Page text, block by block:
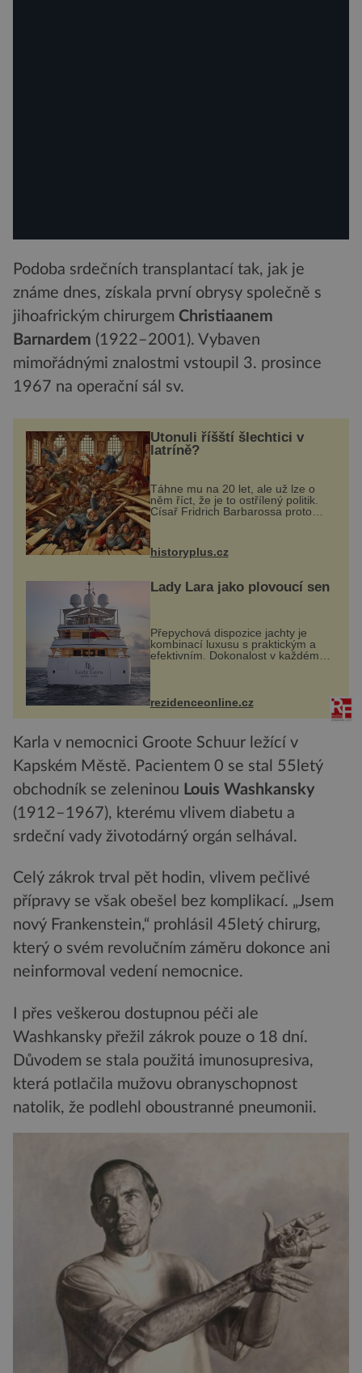
Podoba srdečních transplantací tak, jak je
známe dnes, získala první obrysy společně s
jihoafrickým chirurgem Christiaanem
Barnardem (1922–2001). Vybaven
mimořádnými znalostmi vstoupil 3. prosince
1967 na operační sál sv.
Utonuli říšští šlechtici v
latríně?
Táhne mu na 20 let, ale už lze o
něm říct, že je to ostřílený politik.
Císař Fridrich Barbarossa proto
posílá svého syna a dědice
prostředníkem při řešení sporu m...
historyplus.cz
Lady Lara jako plovoucí sen
Přepychová dispozice jachty je
kombinací luxusu s praktickým a
efektivním. Dokonalost v každém
detailu představuje značka Fendi
Casa, kterou byly vybaveny její
paluby. Monacký přístav nabízí
každoročn...
rezidenceonline.cz
Karla v nemocnici Groote Schuur ležící v
Kapském Městě. Pacientem 0 se stal 55letý
obchodník se zeleninou Louis Washkansky
(1912–1967), kterému vlivem diabetu a
srdeční vady životodárný orgán selhával.
Celý zákrok trval pět hodin, vlivem pečlivé
přípravy se však obešel bez komplikací. „Jsem
nový Frankenstein,“ prohlásil 45letý chirurg,
který o svém revolučním záměru dokonce ani
neinformoval vedení nemocnice.
I přes veškerou dostupnou péči ale
Washkansky přežil zákrok pouze o 18 dní.
Důvodem se stala použitá imunosupresiva,
která potlačila mužovu obranyschopnost
natolik, že podlehl oboustranné pneumonii.